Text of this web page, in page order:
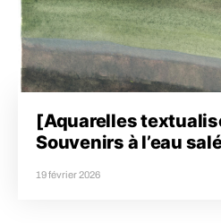
[Aquarelles
Souvenirs à l’eau
19 février 2026